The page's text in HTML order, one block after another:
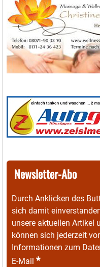
Newsletter-Abo
Durch Anklicken des
sich damit
unsere aktuellen Artikel
können sich jederzeit
Informationen zum
E-Mail *